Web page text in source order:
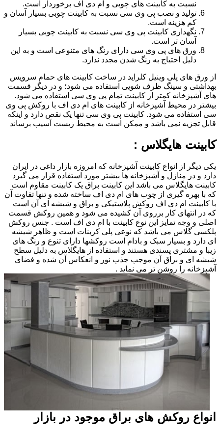
نسبت به کابینت های چوبی و ام دی اف برخوردار است.
تولید و نصب پی وی سی نسبت به کابینت چوبی بسیار آسان و
کم هزینه است.
نگهداری کابینت پی وی سی نسبت به کابینت چوبی بسیار
آسان تر است.
ورق های پی وی سی دارای رنگ های متنوعی است و به این
دلیل احتیاج به رنگ شدن مجدد ندارد.
از ورق های پلی وینیل کلراید در ساخت کابینت های حمام سرویس
بهداشتی و سینگ ظرف شویی استفاده می شود؛ و در دیگر قسمت
های آشپزخانه کمتر از کابینت تمام پی وی سی استفاده می شود.
بیشتر در محیط آشپزخانه از کابینت های ام دی اف با روکش پی وی
سی استفاده می شود. کابینت پی وی سی تنها یک نقص دارد و اینکه
قابل تجزیه نمی باشد و ممکن است به محیط زیست آسیب برساند
کابینت هایگلاس :
یکی دیگر از انواع کابینت آشپزخانه که امروزه بازار داغی در ایران
دارد و در منازل و آشپزخانه ها بیشتر مورد استفاده قرار می گیرد
کابینت هایگلاس می باشد این کابینت براق یک کابینت مقاوم است
که با بهره گیری از چوب های ام دی اف ساخته شده و تنها تفاوت آن
با کابینت ام دی اف روکش پلاستیکی و براق و شیشه ای آن است
که در انتهای کار برروی آن کشیده می شود و همین روکش قسمت
اصلی و وجه تمایز این نوع کابینت با ام دی اف است . جنس روکش
پلکسی گلاس می باشد که نوعی پلی کربنات است و ظاهر شیشه
ای دارد و بسیار سبک و بادام است روکشها دارای تنوع و رنگ های
زیبا و مشتری پسندی هستند و استفاده از هایگلاس به دلیل سطح
شیشه ای و براق آن موجب جذب نور و انعکاس آن شده و فضای
آشپزخانه را روشن تر می نماید .
انواع روکش های براق موجود در بازار